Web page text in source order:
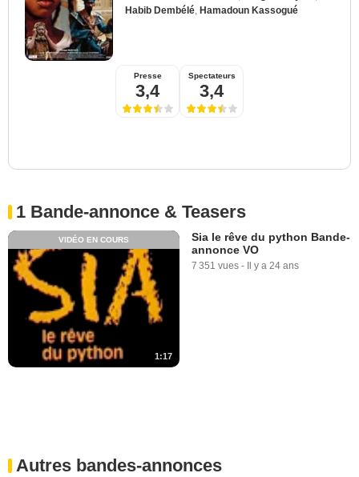
Habib Dembélé Hamadoun Kassogué
Presse
3,4
Spectateurs
3,4
1 Bande-annonce & Teasers
1:17
VIDÉO EN COURS
Sia le rêve du python Bande-
annonce VO
7 351 vues - Il y a 24 ans
Autres bandes-annonces